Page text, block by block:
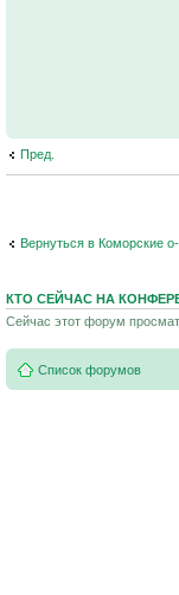
Пред.
Вернуться в Коморские
КТО СЕЙЧАС НА
Сейчас этот форум
Список форумов